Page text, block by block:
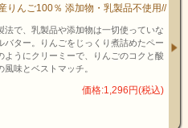
りんご100％ 添加物・乳製品不使用//
法で、乳製品や添加物は一切使っていな
バター。りんごをじっくり煮詰めたペー
ようにクリーミーで、りんごのコクと酸
味とベストマッチ。
価格:1,296円(税込)